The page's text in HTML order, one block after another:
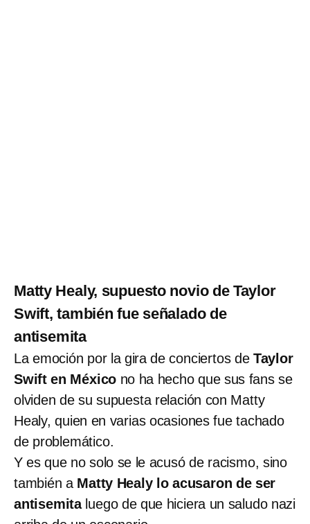
Matty Healy, supuesto novio de Taylor
Swift, también fue señalado de
antisemita
La emoción por la gira de conciertos de Taylor
Swift en México no ha hecho que sus fans se
olviden de su supuesta relación con Matty
Healy, quien en varias ocasiones fue tachado
de problemático.
Y es que no solo se le acusó de racismo, sino
también a Matty Healy lo acusaron de ser
antisemita luego de que hiciera un saludo nazi